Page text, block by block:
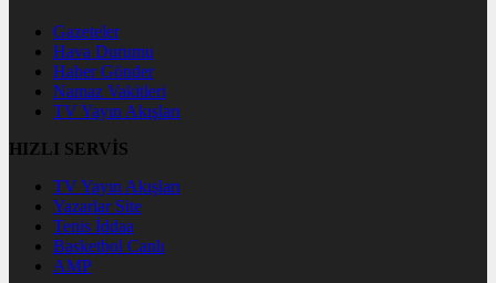
Gazeteler
Hava Durumu
Haber Gönder
Namaz Vakitleri
TV Yayın Akışları
HIZLI SERVİS
TV Yayın Akışları
Yazarlar Site
Tenis İddaa
Basketbol Canlı
AMP